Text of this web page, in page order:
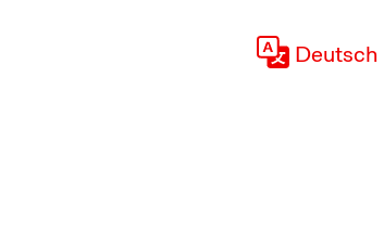
Deutsch